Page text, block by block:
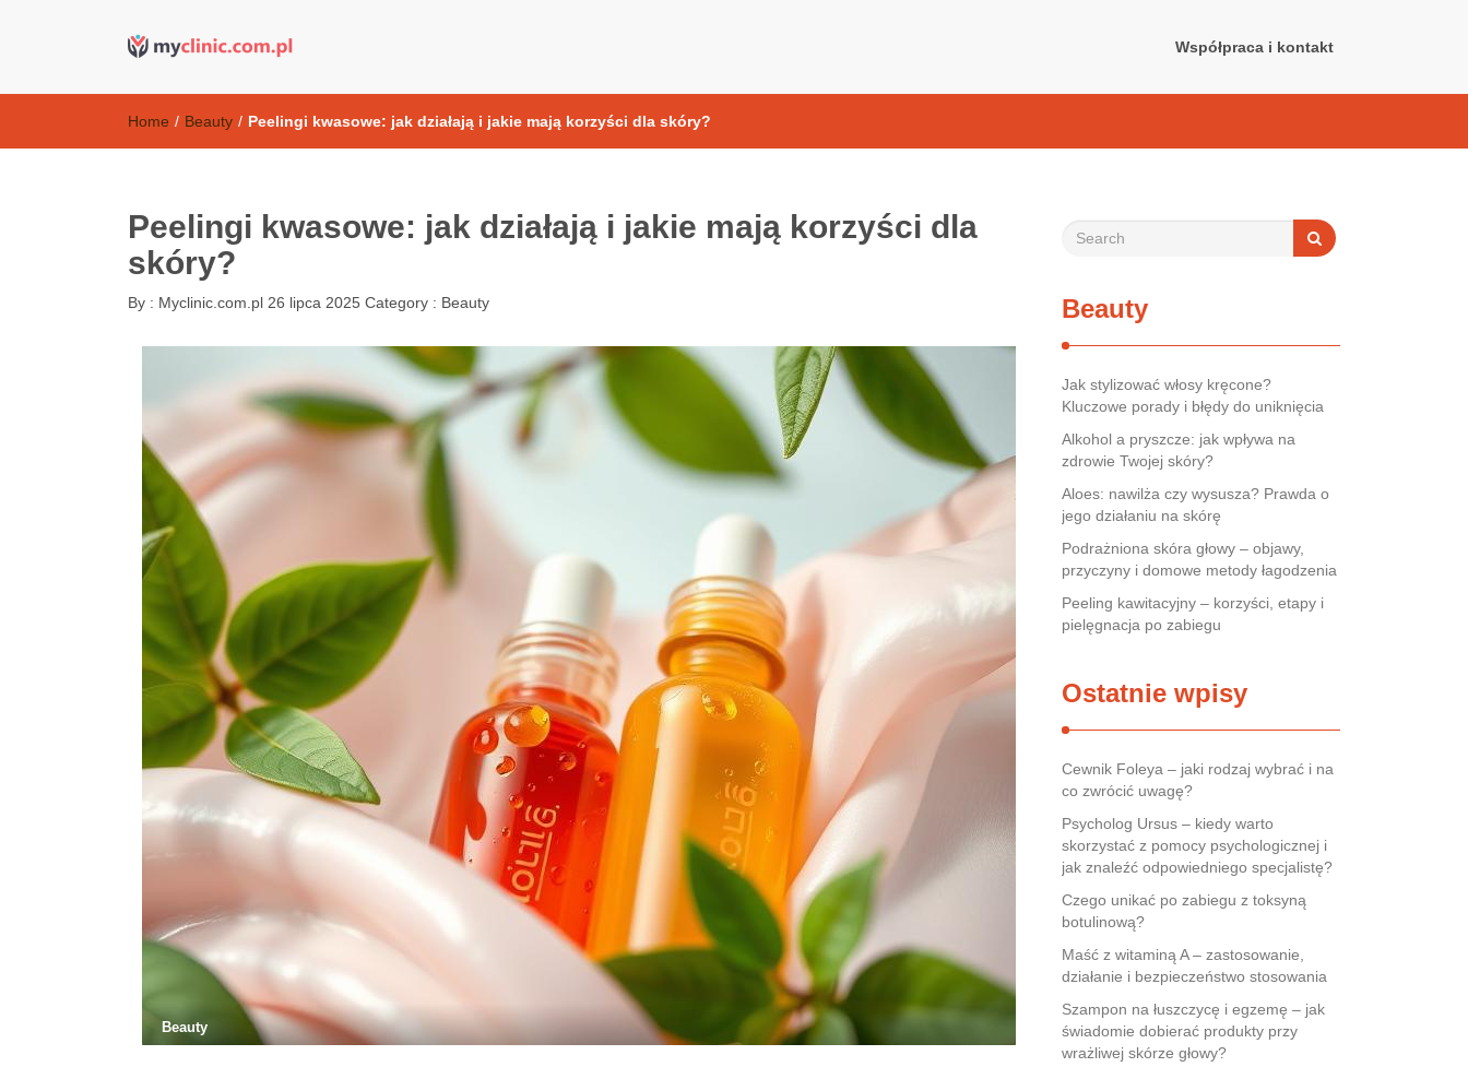
Współpraca i kontakt
Home / Beauty / Peelingi kwasowe: jak działają i jakie mają korzyści dla skóry?
Peelingi kwasowe: jak działają i jakie mają korzyści dla
skóry?
By : Myclinic.com.pl 26 lipca 2025 Category : Beauty
Beauty
Beauty
Jak stylizować włosy kręcone?
Kluczowe porady i błędy do uniknięcia
Alkohol a pryszcze: jak wpływa na
zdrowie Twojej skóry?
Aloes: nawilża czy wysusza? Prawda o
jego działaniu na skórę
Podrażniona skóra głowy – objawy,
przyczyny i domowe metody łagodzenia
Peeling kawitacyjny – korzyści, etapy i
pielęgnacja po zabiegu
Ostatnie wpisy
Cewnik Foleya – jaki rodzaj wybrać i na
co zwrócić uwagę?
Psycholog Ursus – kiedy warto
skorzystać z pomocy psychologicznej i
jak znaleźć odpowiedniego specjalistę?
Czego unikać po zabiegu z toksyną
botulinową?
Maść z witaminą A – zastosowanie,
działanie i bezpieczeństwo stosowania
Szampon na łuszczycę i egzemę – jak
świadomie dobierać produkty przy
wrażliwej skórze głowy?